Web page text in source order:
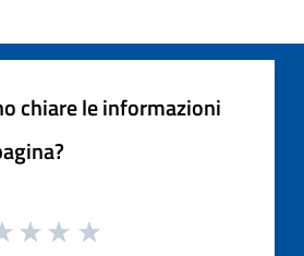
chiare le informazioni